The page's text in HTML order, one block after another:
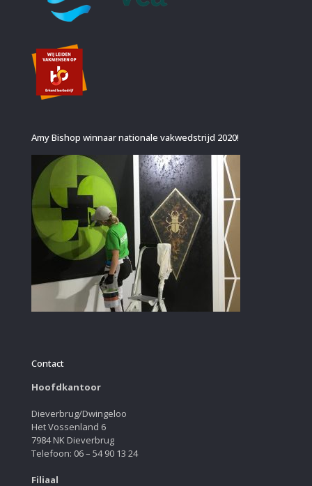
Amy Bishop winnaar nationale vakwedstrijd 2020!
Contact
Hoofdkantoor
Dieverbrug/Dwingeloo
Het Vossenland 6
7984 NK Dieverbrug
Telefoon: 06 – 54 90 13 24
Filiaal